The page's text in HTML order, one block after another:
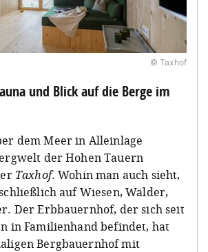
© Taxhof
und Blick auf die Berge im
dem Meer in Alleinlage
der Hohen Tauern
Taxhof. Wohin man auch sieht,
auf Wiesen, Wälder,
Der Erbbauernhof, der sich seit
in Familienhand befindet, hat
Bergbauernhof mit